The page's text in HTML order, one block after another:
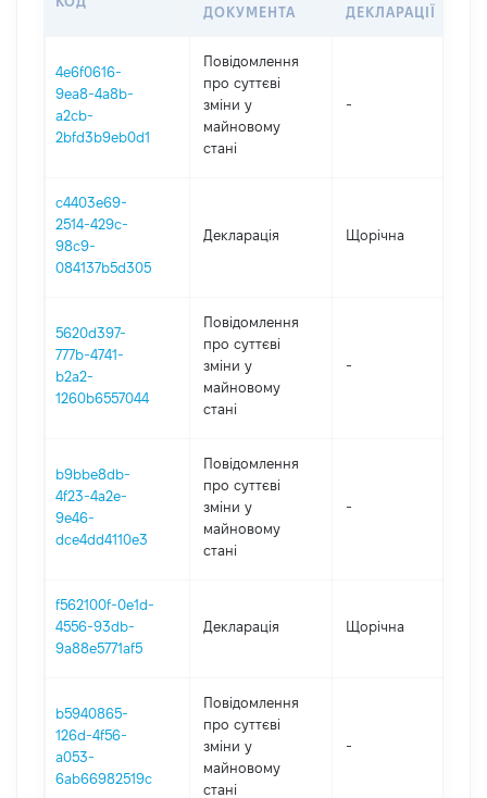
ДОКУМЕНТА
ДЕКЛАРАЦІЇ
4e6f0616-
9ea8-4a8b-
a2cb-
2bfd3b9eb0d1
Повідомлення
про суттєві
зміни y
майновому
стані
-
c4403e69-
2514-429c-
98c9-
084137b5d305
Декларація Щорічна
5620d397-
777b-4741-
b2a2-
1260b6557044
Повідомлення
про суттєві
зміни y
майновому
стані
-
b9bbe8db-
4f23-4a2e-
9e46-
dce4dd4110e3
Повідомлення
про суттєві
зміни y
майновому
стані
-
f562100f-0e1d-
4556-93db-
9a88e5771af5
Декларація Щорічна
b5940865-
126d-4f56-
a053-
6ab66982519c
Повідомлення
про суттєві
зміни y
майновому
стані
-